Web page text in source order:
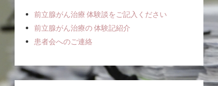
前立腺がん治療 体験談をご記入ください
前立腺がん治療の 体験記紹介
患者会へのご連絡